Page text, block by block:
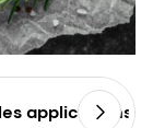
applications